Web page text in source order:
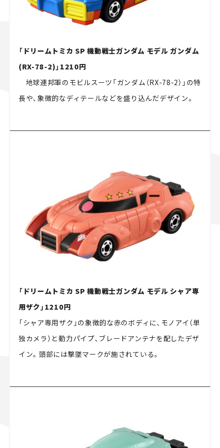
「ドリームトミカ SP 機動戦士ガンダム モデル ガンダム
(RX-78-2)」1210円
地球連邦軍のモビルスーツ「ガンダム（RX-78-2）」の特
長や、象徴的なディテールなどを盛り込んだデザイン。
「ドリームトミカ SP 機動戦士ガンダム モデル シャア専
用ザク」1210円
「シャア専用ザク」の象徴的な赤のボディに、モノアイ（単
独カメラ）と動力パイプ、ブレードアンテナを配したデザ
イン。頭部には撃墜マークが施されている。